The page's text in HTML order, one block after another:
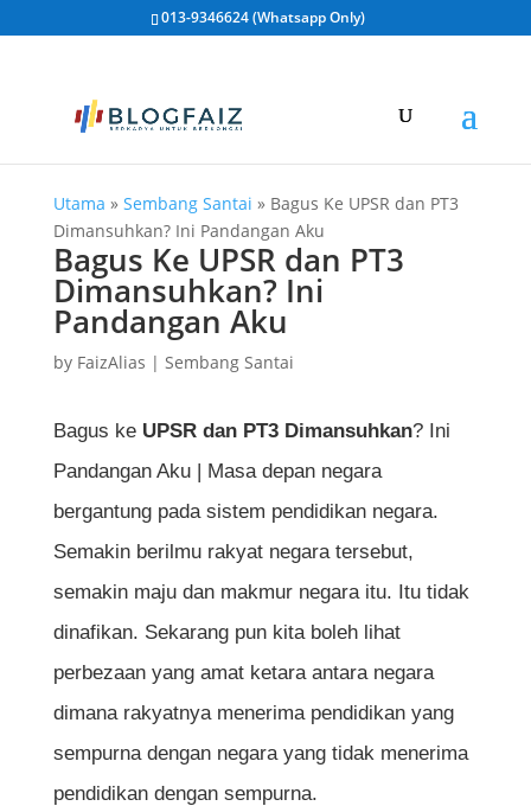
013-9346624 (Whatsapp Only)
Utama » Sembang Santai » Bagus Ke UPSR dan PT3
Dimansuhkan? Ini Pandangan Aku
Bagus Ke UPSR dan PT3
Dimansuhkan? Ini
Pandangan Aku
by FaizAlias | Sembang Santai
Bagus ke UPSR dan PT3 Dimansuhkan? Ini
Pandangan Aku | Masa depan negara
bergantung pada sistem pendidikan negara.
Semakin berilmu rakyat negara tersebut,
semakin maju dan makmur negara itu. Itu tidak
dinafikan. Sekarang pun kita boleh lihat
perbezaan yang amat ketara antara negara
dimana rakyatnya menerima pendidikan yang
sempurna dengan negara yang tidak menerima
pendidikan dengan sempurna.